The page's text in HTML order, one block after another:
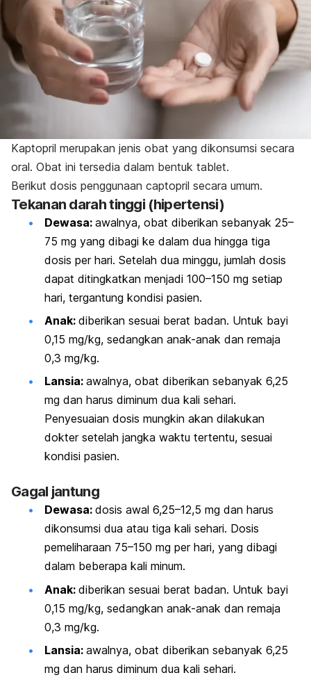
Kaptopril merupakan jenis obat yang dikonsumsi secara
oral. Obat ini tersedia dalam bentuk tablet.
Berikut dosis penggunaan captopril secara umum.
Tekanan darah tinggi (hipertensi)
Dewasa: awalnya, obat diberikan sebanyak 25–
75 mg yang dibagi ke dalam dua hingga tiga
dosis per hari. Setelah dua minggu, jumlah dosis
dapat ditingkatkan menjadi 100–150 mg setiap
hari, tergantung kondisi pasien.
Anak: diberikan sesuai berat badan. Untuk bayi
0,15 mg/kg, sedangkan anak-anak dan remaja
0,3 mg/kg.
Lansia: awalnya, obat diberikan sebanyak 6,25
mg dan harus diminum dua kali sehari.
Penyesuaian dosis mungkin akan dilakukan
dokter setelah jangka waktu tertentu, sesuai
kondisi pasien.
Gagal jantung
Dewasa: dosis awal 6,25–12,5 mg dan harus
dikonsumsi dua atau tiga kali sehari. Dosis
pemeliharaan 75–150 mg per hari, yang dibagi
dalam beberapa kali minum.
Anak: diberikan sesuai berat badan. Untuk bayi
0,15 mg/kg, sedangkan anak-anak dan remaja
0,3 mg/kg.
Lansia: awalnya, obat diberikan sebanyak 6,25
mg dan harus diminum dua kali sehari.